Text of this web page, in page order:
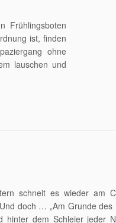
Frühlingsboten
ist, finden
ohne
lauschen und
schneit es wieder am
doch … „Am Grunde
hinter dem Schleier jeder